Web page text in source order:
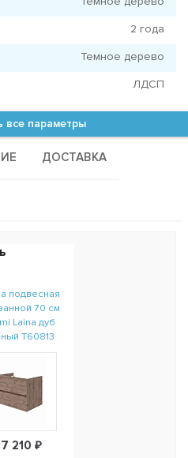
2 года
Темное дерево
ЛДСП
все параметры
ДОСТАВКА
подвесная
70 см
Laina дуб
T60813
210 ₽